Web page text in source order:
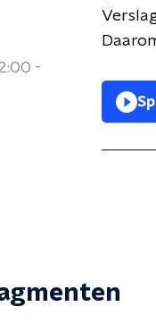
-